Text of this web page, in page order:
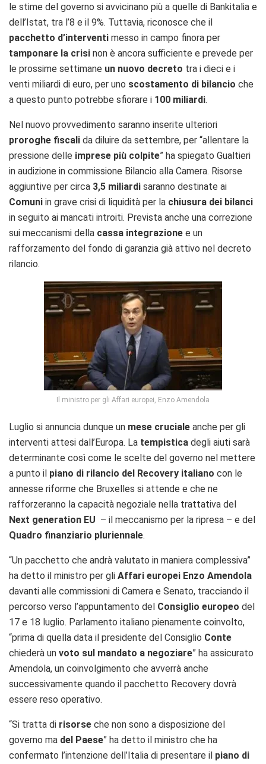
le stime del governo si avvicinano più a quelle di Bankitalia e
dell’Istat, tra l’8 e il 9%. Tuttavia, riconosce che il
pacchetto d’interventi messo in campo finora per
tamponare la crisi non è ancora sufficiente e prevede per
le prossime settimane un nuovo decreto tra i dieci e i
venti miliardi di euro, per uno scostamento di bilancio che
a questo punto potrebbe sfiorare i 100 miliardi.
Nel nuovo provvedimento saranno inserite ulteriori
proroghe fiscali da diluire da settembre, per “allentare la
pressione delle imprese più colpite” ha spiegato Gualtieri
in audizione in commissione Bilancio alla Camera. Risorse
aggiuntive per circa 3,5 miliardi saranno destinate ai
Comuni in grave crisi di liquidità per la chiusura dei bilanci
in seguito ai mancati introiti. Prevista anche una correzione
sui meccanismi della cassa integrazione e un
rafforzamento del fondo di garanzia già attivo nel decreto
rilancio.
Il ministro per gli Affari europei, Enzo Amendola
Luglio si annuncia dunque un mese cruciale anche per gli
interventi attesi dall’Europa. La tempistica degli aiuti sarà
determinante così come le scelte del governo nel mettere
a punto il piano di rilancio del Recovery italiano con le
annesse riforme che Bruxelles si attende e che ne
rafforzeranno la capacità negoziale nella trattativa del
Next generation EU – il meccanismo per la ripresa – e del
Quadro finanziario pluriennale.
“Un pacchetto che andrà valutato in maniera complessiva”
ha detto il ministro per gli Affari europei Enzo Amendola
davanti alle commissioni di Camera e Senato, tracciando il
percorso verso l’appuntamento del Consiglio europeo del
17 e 18 luglio. Parlamento italiano pienamente coinvolto,
“prima di quella data il presidente del Consiglio Conte
chiederà un voto sul mandato a negoziare” ha assicurato
Amendola, un coinvolgimento che avverrà anche
successivamente quando il pacchetto Recovery dovrà
essere reso operativo.
“Si tratta di risorse che non sono a disposizione del
governo ma del Paese” ha detto il ministro che ha
confermato l’intenzione dell’Italia di presentare il piano di